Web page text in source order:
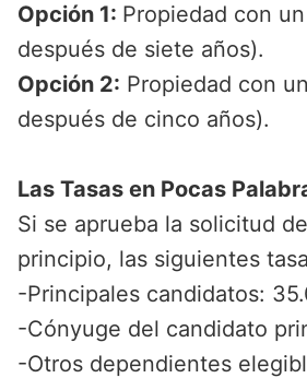
Opción 1: Propiedad con
después de siete años).
Opción 2: Propiedad con
después de cinco años).
Las Tasas en Pocas
Si se aprueba la solicitud
principio, las siguientes
-Principales candidatos:
-Cónyuge del candidato
-Otros dependientes